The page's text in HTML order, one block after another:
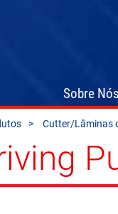
Sobre Nós
Cutter/Lâminas